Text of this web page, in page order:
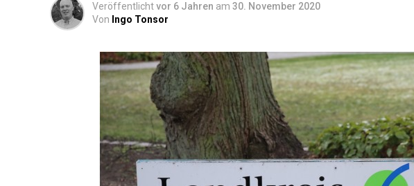
Veröffentlichtvor 6 Jahren am 30. November 2020
Von Ingo Tonsor